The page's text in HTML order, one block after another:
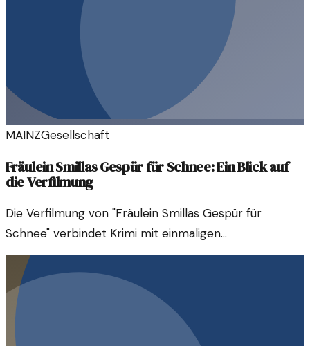
MAINZGesellschaft
Fräulein Smillas Gespür für Schnee: Ein Blick auf
die Verfilmung
Die Verfilmung von "Fräulein Smillas Gespür für
Schnee" verbindet Krimi mit einmaligen
Naturbeschreibungen. Ein spannendes Drama über
Freundschaft und Geheimnisse.